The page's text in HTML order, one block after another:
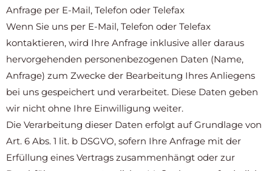
Anfrage per E-Mail, Telefon oder Telefax
Wenn Sie uns per E-Mail, Telefon oder Telefax
kontaktieren, wird Ihre Anfrage inklusive aller daraus
hervorgehenden personenbezogenen Daten (Name,
Anfrage) zum Zwecke der Bearbeitung Ihres Anliegens
bei uns gespeichert und verarbeitet. Diese Daten geben
wir nicht ohne Ihre Einwilligung weiter.
Die Verarbeitung dieser Daten erfolgt auf Grundlage von
Art. 6 Abs. 1 lit. b DSGVO, sofern Ihre Anfrage mit der
Erfüllung eines Vertrags zusammenhängt oder zur